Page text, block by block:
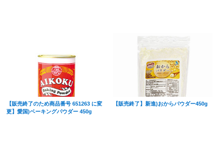
【販売終了のため商品番号 651263 に変
更】愛国)ベーキングパウダー 450g
【販売終了】新進)おからパウダー450g